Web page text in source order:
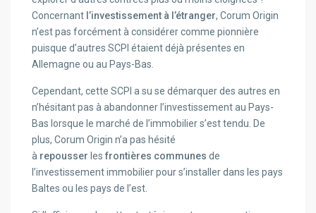
Concernant l’investissement à l’étranger, Corum Origin
n’est pas forcément à considérer comme pionnière
puisque d’autres SCPI étaient déjà présentes en
Allemagne ou au Pays-Bas.
Cependant, cette SCPI a su se démarquer des autres en
n’hésitant pas à abandonner l’investissement au Pays-
Bas lorsque le marché de l’immobilier s’est tendu. De
plus, Corum Origin n’a pas hésité
à repousser lesfrontières communes de
l’investissement immobilier pour s’installer dans les pays
Baltes ou les pays de l’est.